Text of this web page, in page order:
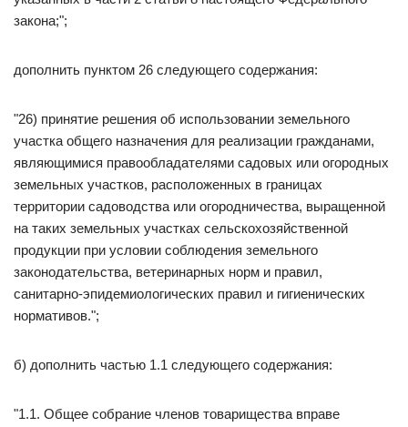
закона;";
дополнить пунктом 26 следующего содержания:
"26) принятие решения об использовании земельного
участка общего назначения для реализации гражданами,
являющимися правообладателями садовых или огородных
земельных участков, расположенных в границах
территории садоводства или огородничества, выращенной
на таких земельных участках сельскохозяйственной
продукции при условии соблюдения земельного
законодательства, ветеринарных норм и правил,
санитарно-эпидемиологических правил и гигиенических
нормативов.";
б) дополнить частью 1.1 следующего содержания:
"1.1. Общее собрание членов товарищества вправе